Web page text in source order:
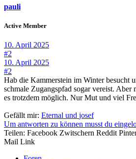
pauli
Active Member
10. April 2025
#2
10. April 2025
#2
Hab die Kammerstein im Winter besucht
schmale Zugangspfad sogar vereist.
es trotzdem möglich. Nur Mut und viel
Gefällt mir: Eternal und josef
Um antworten zu können musst du
Teilen: Facebook Zwitschern Reddit
Mail Link